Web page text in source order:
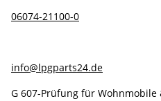
06074-21100-0
info@lpgparts24.de
G 607-Prüfung für Wohnmobile